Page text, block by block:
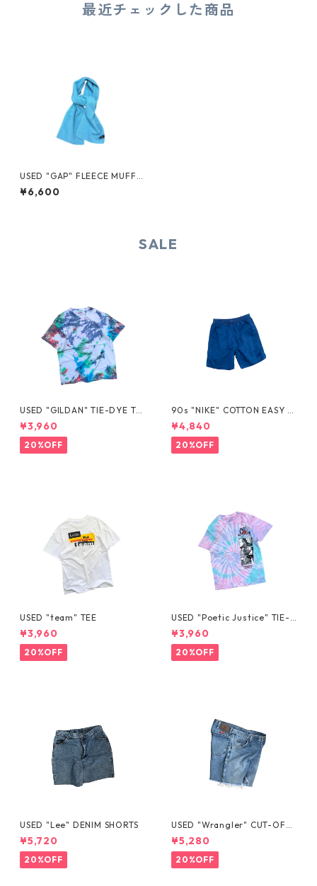
最近チェックした商品
USED "GAP" FLEECE MUFFL
ER
¥6,600
SALE
USED "GILDAN" TIE-DYE TE
E
¥3,960
20%OFF
90s "NIKE" COTTON EASY S
HORTS
¥4,840
20%OFF
USED "team" TEE
¥3,960
20%OFF
USED "Poetic Justice" TIE-D
YE TEE
¥3,960
20%OFF
USED "Lee" DENIM SHORTS
¥5,720
20%OFF
USED "Wrangler" CUT-OFF
DENIM SHORTS
¥5,280
20%OFF